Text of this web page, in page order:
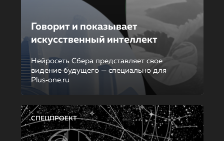
Говорит и показывает
искусственный интеллект
Нейросеть Сбера представляет свое
видение будущего — специально для
Plus‑one.ru
СПЕЦПРОЕКТ